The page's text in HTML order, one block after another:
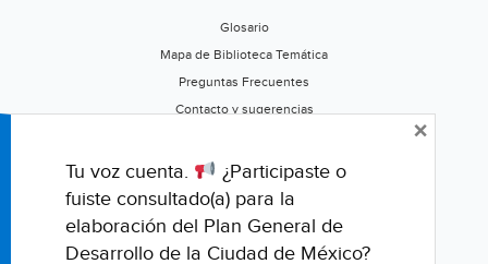
Glosario
Mapa de Biblioteca Temática
Preguntas Frecuentes
Contacto y sugerencias
Califica este portal
Tu voz cuenta.
¿Participaste o
fuiste consultado(a) para la
elaboración del Plan General de
Desarrollo de la Ciudad de México?
×